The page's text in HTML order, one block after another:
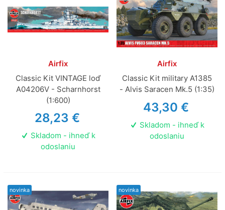
Airfix
Classic Kit VINTAGE loď
A04206V - Scharnhorst
(1:600)
28,23 €
Skladom - ihneď k
odoslaniu
Airfix
Classic Kit military A1385
- Alvis Saracen Mk.5 (1:35)
43,30 €
Skladom - ihneď k
odoslaniu
novinka novinka